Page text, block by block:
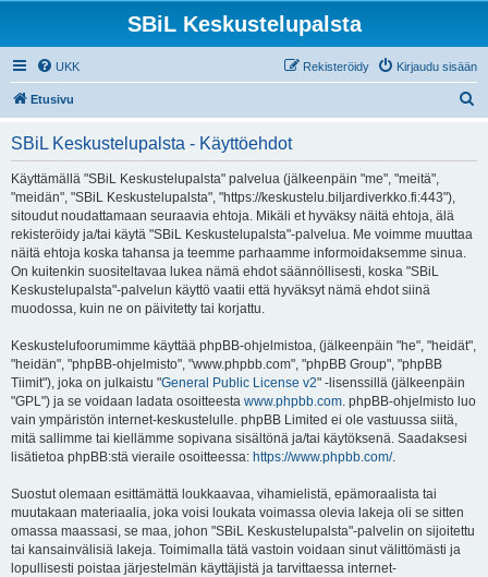
SBiL Keskustelupalsta
UKK Kirjaudu sisään
Rekisteröidy
Etusivu
SBiL Keskustelupalsta - Käyttöehdot
Käyttämällä "SBiL Keskustelupalsta" palvelua (jälkeenpäin "me", "meitä",
"meidän", "SBiL Keskustelupalsta", "https://keskustelu.biljardiverkko.fi:443"),
sitoudut noudattamaan seuraavia ehtoja. Mikäli et hyväksy näitä ehtoja, älä
rekisteröidy ja/tai käytä "SBiL Keskustelupalsta"-palvelua. Me voimme muuttaa
näitä ehtoja koska tahansa ja teemme parhaamme informoidaksemme sinua.
On kuitenkin suositeltavaa lukea nämä ehdot säännöllisesti, koska "SBiL
Keskustelupalsta"-palvelun käyttö vaatii että hyväksyt nämä ehdot siinä
muodossa, kuin ne on päivitetty tai korjattu.
Keskustelufoorumimme käyttää phpBB-ohjelmistoa, (jälkeenpäin "he", "heidät",
"heidän", "phpBB-ohjelmisto", "www.phpbb.com", "phpBB Group", "phpBB
Tiimit"), joka on julkaistu "General Public License v2" -lisenssillä (jälkeenpäin
"GPL") ja se voidaan ladata osoitteesta www.phpbb.com. phpBB-ohjelmisto luo
vain ympäristön internet-keskustelulle. phpBB Limited ei ole vastuussa siitä,
mitä sallimme tai kiellämme sopivana sisältönä ja/tai käytöksenä. Saadaksesi
lisätietoa phpBB:stä vieraile osoitteessa: https://www.phpbb.com/.
Suostut olemaan esittämättä loukkaavaa, vihamielistä, epämoraalista tai
muutakaan materiaalia, joka voisi loukata voimassa olevia lakeja oli se sitten
omassa maassasi, se maa, johon "SBiL Keskustelupalsta"-palvelin on sijoitettu
tai kansainvälisiä lakeja. Toimimalla tätä vastoin voidaan sinut välittömästi ja
lopullisesti poistaa järjestelmän käyttäjistä ja tarvittaessa internet-